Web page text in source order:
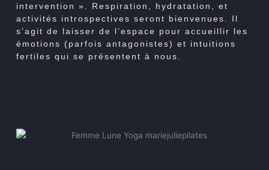
intervention ». Respiration, hydratation, et
activités introspectives seront bienvenues. Il
s’agit de laisser de l’espace pour accueillir les
émotions (parfois antagonistes) et intuitions
fertiles qui se présentent à nous.